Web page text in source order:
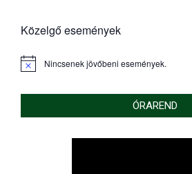
Közelgő események
Notice Nincsenek jövőbeni események.
ÓRAREND